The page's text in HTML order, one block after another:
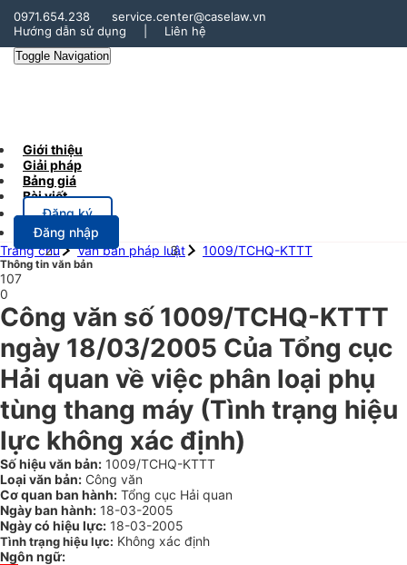
0971.654.238
service.center@caselaw.vn
Hướng dẫn sử dụng
Liên hệ
Toggle Navigation
Giới thiệu
Giải pháp
Bảng giá
Bài viết
Đăng ký
Đăng nhập
Trang chủ
Văn bản pháp luật 1009/TCHQ-KTTT
Thông tin văn bản
107
0
Công văn số 1009/TCHQ-KTTT
ngày 18/03/2005 Của Tổng cục
Hải quan về việc phân loại phụ
tùng thang máy (Tình trạng hiệu
lực không xác định)
Số hiệu văn bản: 1009/TCHQ-KTTT
Loại văn bản: Công văn
Cơ quan ban hành: Tổng cục Hải quan
Ngày ban hành: 18-03-2005
Ngày có hiệu lực: 18-03-2005
Tình trạng hiệu lực: Không xác định
Ngôn ngữ: